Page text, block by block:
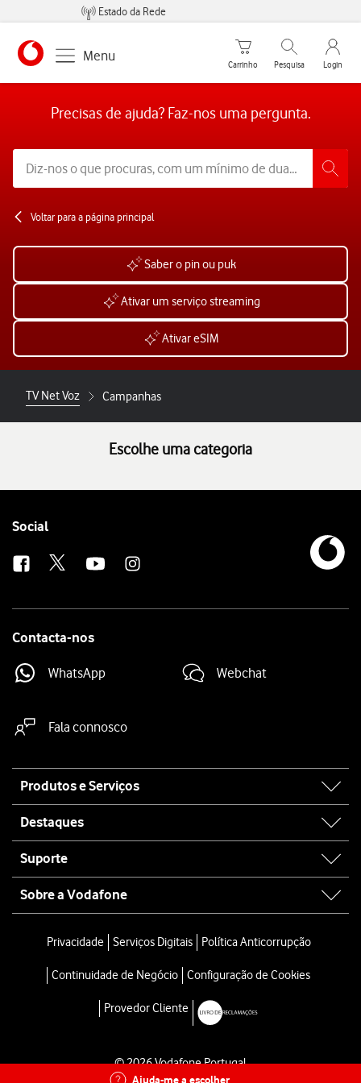
Estado da Rede
https://www.vodafone.pt
Menu
Carrinho de compras
Carrinho
Pesquisar
Pesquisa
My
Login
Precisas de ajuda? Faz-nos uma pergunta.
Voltar para a página principal
Saber o pin ou puk
Ativar um serviço streaming
Ativar eSIM
TV Net Voz Campanhas
Escolhe uma categoria
Ajuda-me a escolher
Follow
Social
Contacta-nos
WhatsApp Webchat
Fala connosco
map
Produtos e Serviços
Destaques
Suporte
Sobre a Vodafone
Privacidade Serviços Digitais Política Anticorrupção
Continuidade de Negócio Configuração de Cookies
Provedor Cliente
© 2026 Vodafone Portugal